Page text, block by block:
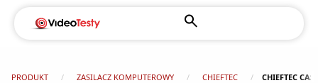
PRODUKT ZASILACZ KOMPUTEROWY CHIEFTEC CHIEFTEC